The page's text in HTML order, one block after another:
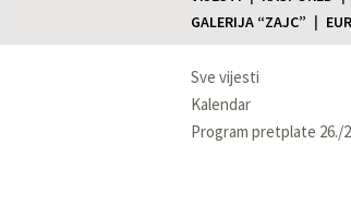
GALERIJA “ZAJC”
Sve vijesti
Kalendar
Program pretplate 26./